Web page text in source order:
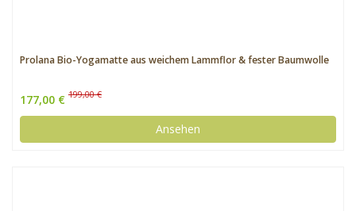
Prolana Bio-Yogamatte aus weichem Lammflor & fester Baumwolle
177,00 € 199,00 €
Ansehen